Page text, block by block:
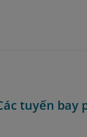
tuyến bay